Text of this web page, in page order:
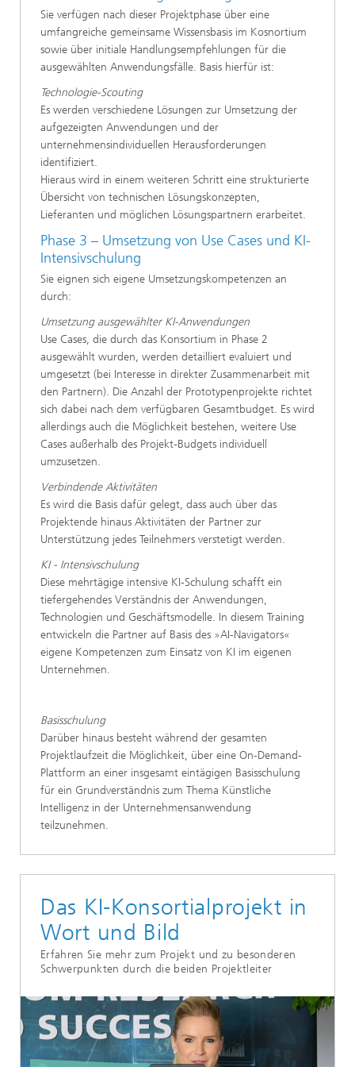
Sie verfügen nach dieser Projektphase über eine
umfangreiche gemeinsame Wissensbasis im Kosnortium​
sowie über initiale Handlungsempfehlungen für die
ausgewählten Anwendungsfälle​. Basis hierfür ist:
Technologie-Scouting​
Es werden verschiedene Lösungen zur Umsetzung der
aufgezeigten Anwendungen und der
unternehmensindividuellen Herausforderungen​
identifiziert.
Hieraus wird in einem weiteren Schritt eine strukturierte
Übersicht von technischen Lösungskonzepten,
Lieferanten und möglichen Lösungspartnern erarbeitet.
Phase 3 – Umsetzung von Use Cases und KI-
Intensivschulung​
Sie eignen sich eigene Umsetzungskompetenzen an
durch:
Umsetzung ausgewählter KI-Anwendungen​
Use Cases, die durch das Konsortium in Phase 2
ausgewählt wurden​, werden detailliert evaluiert und
umgesetzt (bei Interesse in direkter Zusammenarbeit mit
den Partnern). Die Anzahl der Prototypenprojekte richtet
sich dabei nach dem verfügbaren Gesamtbudget. Es wird
allerdings auch die Möglichkeit bestehen, weitere Use
Cases außerhalb des Projekt-Budgets individuell
umzusetzen.​
Verbindende Aktivitäten​
Es wird die Basis dafür gelegt, dass auch über das
Projektende hinaus Aktivitäten der Partner zur
Unterstützung jedes Teilnehmers verstetigt werden.
KI - Intensivschulung​
Diese mehrtägige intensive KI-Schulung schafft ein
tiefergehendes Verständnis der Anwendungen,
Technologien und Geschäftsmodelle.​ In diesem Training
entwickeln die Partner auf Basis des »AI-Navigators«
eigene Kompetenzen zum Einsatz von KI im eigenen
Unternehmen​.
Basisschulung​
Darüber hinaus besteht während der gesamten
Projektlaufzeit die Möglichkeit, über eine On-Demand-
Plattform an einer insgesamt eintägigen Basisschulung
für ein Grundverständnis zum Thema Künstliche
Intelligenz in der Unternehmensanwendung
teilzunehmen​.
Das KI-Konsortialprojekt in
Wort und Bild
Erfahren Sie mehr zum Projekt und zu besonderen
Schwerpunkten durch die beiden Projektleiter